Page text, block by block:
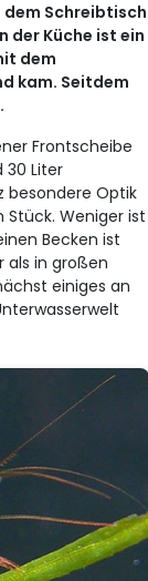
Schreibtisch
der Küche ist ein
dem
kam. Seitdem
Frontscheibe
30 Liter
besondere Optik
Weniger ist
Becken ist
als in großen
einiges an